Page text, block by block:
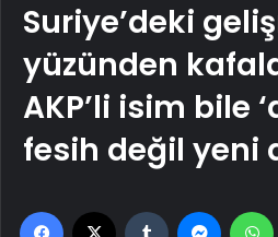
Suriye’deki
yüzünden
AKP’li isim bile
fesih değil yeni
Facebook Tumblr